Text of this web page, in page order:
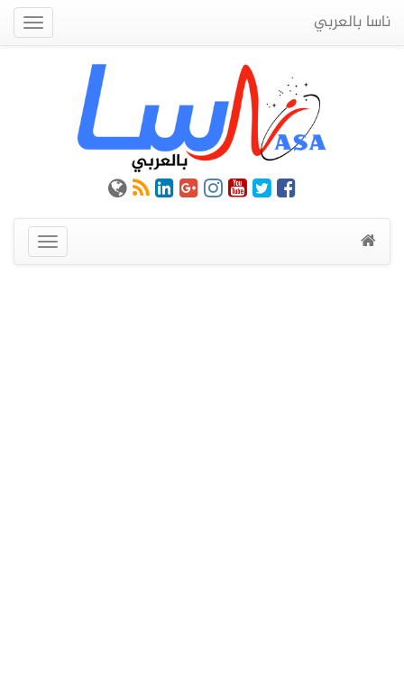
ناسا بالعربي
عرض
القائمة